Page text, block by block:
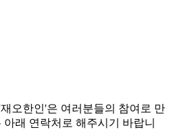
오한인'은 여러분들의 참여로 만
래 연락처로 해주시기 바랍니